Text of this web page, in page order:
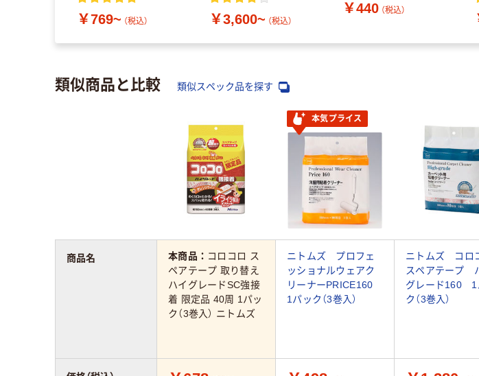
イン
￥769~ （税込） ￥3,600~ （税込）
￥440 （税込）
類似商品と比較 類似スペック品を探す
本気プライス
本商品： コロコロ ス
ペアテープ 取り替え
ハイグレードSC強接
着 限定品 40周 1パッ
ク（3巻入） ニトムズ
ニトムズ プロフェ
ッショナルウェアク
リーナーPRICE160
1パック（3巻入）
ニトムズ コロ
スペアテープ
グレード160 1
ク（3巻入）
商品名